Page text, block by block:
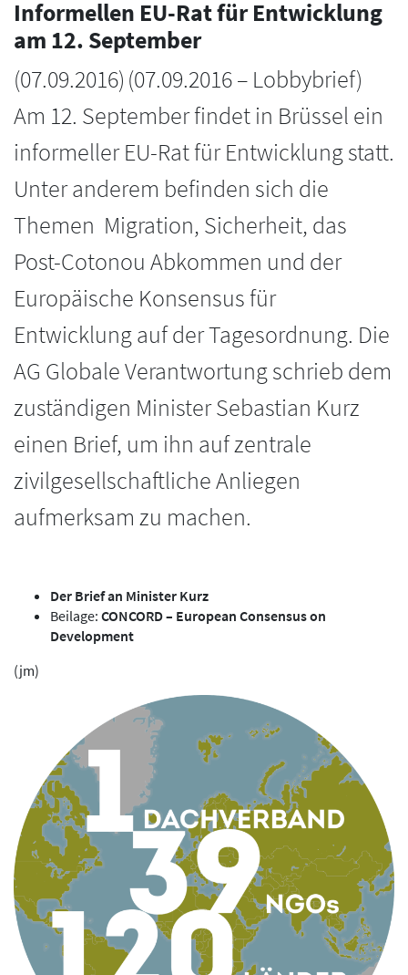
Informellen EU-Rat für Entwicklung
am 12. September
(07.09.2016) (07.09.2016 – Lobbybrief)
Am 12. September findet in Brüssel ein
informeller EU-Rat für Entwicklung statt.
Unter anderem befinden sich die
Themen Migration, Sicherheit, das
Post-Cotonou Abkommen und der
Europäische Konsensus für
Entwicklung auf der Tagesordnung. Die
AG Globale Verantwortung schrieb dem
zuständigen Minister Sebastian Kurz
einen Brief, um ihn auf zentrale
zivilgesellschaftliche Anliegen
aufmerksam zu machen.
Der Brief an Minister Kurz
Beilage: CONCORD – European Consensus on
Development
(jm)